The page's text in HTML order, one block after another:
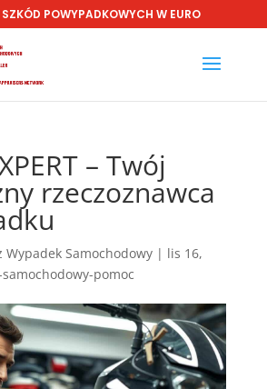
POWYPADKOWYCH W EURO
– Twój
rzeczoznawca
Wypadek Samochodowy| lis 16,
pomoc